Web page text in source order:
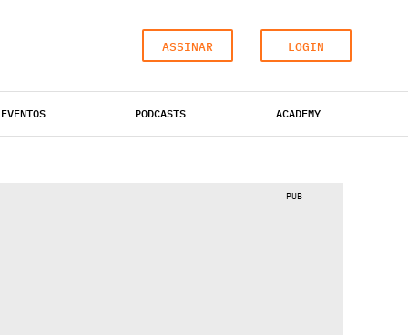
ASSINAR LOGIN
EVENTOS PODCASTS ACADEMY
PUB